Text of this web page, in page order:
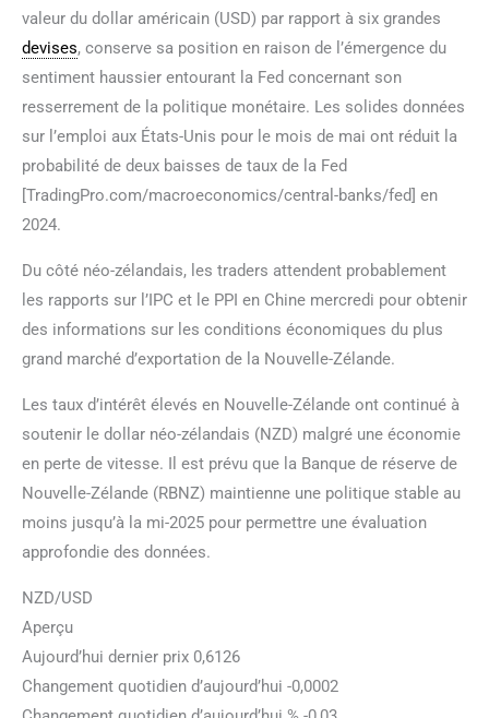
valeur du dollar américain (USD) par rapport à six grandes
devises, conserve sa position en raison de l’émergence du
sentiment haussier entourant la Fed concernant son
resserrement de la politique monétaire. Les solides données
sur l’emploi aux États-Unis pour le mois de mai ont réduit la
probabilité de deux baisses de taux de la Fed
[TradingPro.com/macroeconomics/central-banks/fed] en
2024.
Du côté néo-zélandais, les traders attendent probablement
les rapports sur l’IPC et le PPI en Chine mercredi pour obtenir
des informations sur les conditions économiques du plus
grand marché d’exportation de la Nouvelle-Zélande.
Les taux d’intérêt élevés en Nouvelle-Zélande ont continué à
soutenir le dollar néo-zélandais (NZD) malgré une économie
en perte de vitesse. Il est prévu que la Banque de réserve de
Nouvelle-Zélande (RBNZ) maintienne une politique stable au
moins jusqu’à la mi-2025 pour permettre une évaluation
approfondie des données.
NZD/USD
Aperçu
Aujourd’hui dernier prix 0,6126
Changement quotidien d’aujourd’hui -0,0002